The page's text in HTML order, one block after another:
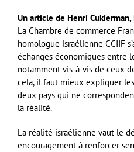
Un article de Henri Cukierman,
La Chambre de commerce
homologue israélienne CCIIF
échanges économiques entre
notamment vis-à-vis de ceux
cela, il faut mieux expliquer
deux pays qui ne
la réalité.
La réalité israélienne vaut le
encouragement à renforcer